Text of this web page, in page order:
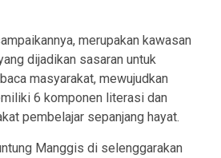
merupakan kawasan
dijadikan sasaran untuk
masyarakat, mewujudkan
6 komponen literasi dan
pembelajar sepanjang hayat.
Manggis di selenggarakan